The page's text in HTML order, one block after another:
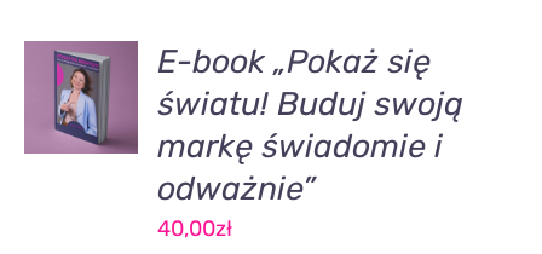
DODAJ
DO
KOSZYKA
/
SZCZEGÓŁY
E-book „Pokaż się
światu! Buduj swoją
markę świadomie i
odważnie”
40,00zł